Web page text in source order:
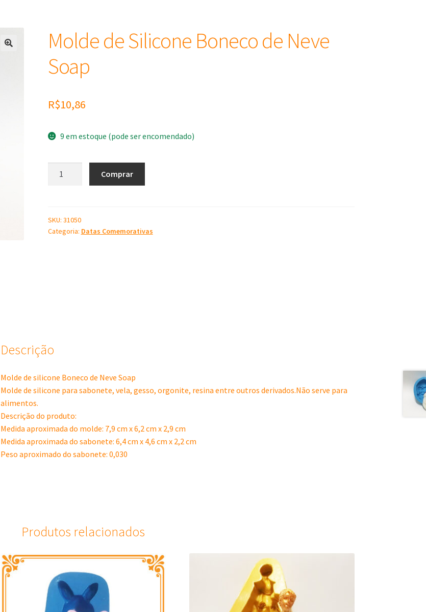
Molde de Silicone Boneco de Neve
Soap
R$10,86
9 em estoque (pode ser encomendado)
de
Neve
Comprar
SKU: 31050
Categoria: Datas Comemorativas
Descrição
Molde de silicone Boneco de Neve Soap
Molde de silicone para sabonete, vela, gesso, orgonite, resina entre outros derivados.Não serve para
alimentos.
Descrição do produto:
Medida aproximada do molde: 7,9 cm x 6,2 cm x 2,9 cm
Medida aproximada do sabonete: 6,4 cm x 4,6 cm x 2,2 cm
Peso aproximado do sabonete: 0,030
Produtos relacionados